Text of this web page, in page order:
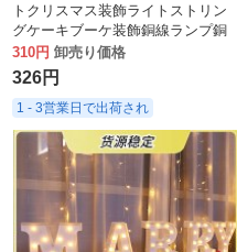
トクリスマス装飾ライトストリン
グケーキブーケ装飾銅線ランプ銅
線ライトストリング
310円 卸売り価格
326円
1 - 3営業日で出荷され